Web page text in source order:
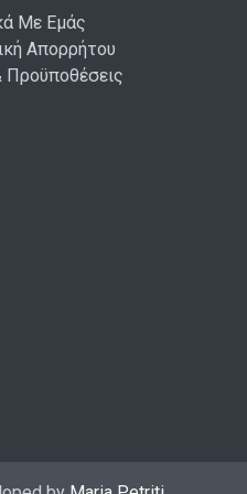
Με Εμάς
Απορρήτου
Προϋποθέσεις